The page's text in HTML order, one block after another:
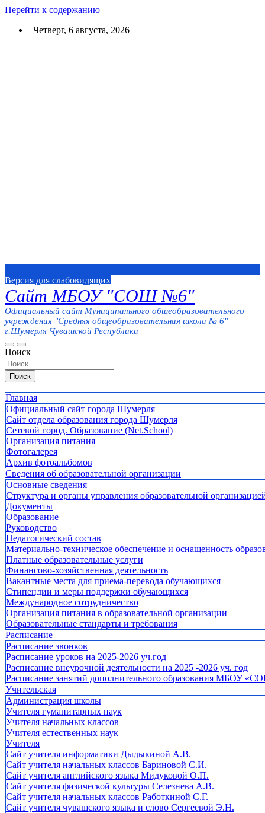
Перейти к содержанию
Четверг, 6 августа, 2026
Версия для слабовидящих
Сайт МБОУ "СОШ №6"
Официальный сайт Муниципального общеобразовательного
учреждения "Средняя общеобразовательная школа № 6"
г.Шумерля Чувашской Республики
Поиск
Поиск
Главная
Официальный сайт города Шумерля
Сайт отдела образования города Шумерля
Сетевой город. Образование (Net.School)
Организация питания
Фотогалерея
Архив фотоальбомов
Сведения об образовательной организации
Основные сведения
Структура и органы управления образовательной
Документы
Образование
Руководство
Педагогический состав
Материально-техническое обеспечение и оснащенность
Платные образовательные услуги
Финансово-хозяйственная деятельность
Вакантные места для приема-перевода обучающихся
Стипендии и меры поддержки обучающихся
Международное сотрудничество
Организация питания в образовательной организации
Образовательные стандарты и требования
Расписание
Расписание звонков
Расписание уроков на 2025-2026 уч.год
Расписание внеурочной деятельности на 2025 -2026 уч. год
Расписание занятий дополнительного образования МБОУ
Учительская
Администрация школы
Учителя гуманитарных наук
Учителя начальных классов
Учителя естественных наук
Учителя
Cайт учителя информатики Дыдыкиной А.В.
Сайт учителя начальных классов Бариновой С.И.
Сайт учителя английского языка Мидуковой О.П.
Сайт учителя физической культуры Селезнева А.В.
Сайт учителя начальных классов Работкиной С.Г.
Сайт учителя чувашского языка и слово Сергеевой Э.Н.